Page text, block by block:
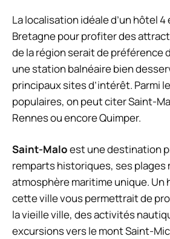
La localisation idéale d’un hôtel
Bretagne pour profiter des
de la région serait de préférence
une station balnéaire bien
principaux sites d’intérêt. Parmi
populaires, on peut citer Saint-
Rennes ou encore Quimper.
Saint-Maloest une destination
remparts historiques, ses plages
atmosphère maritime unique. Un
cette ville vous permettrait de
la vieille ville, des activités
excursions vers le mont Saint-